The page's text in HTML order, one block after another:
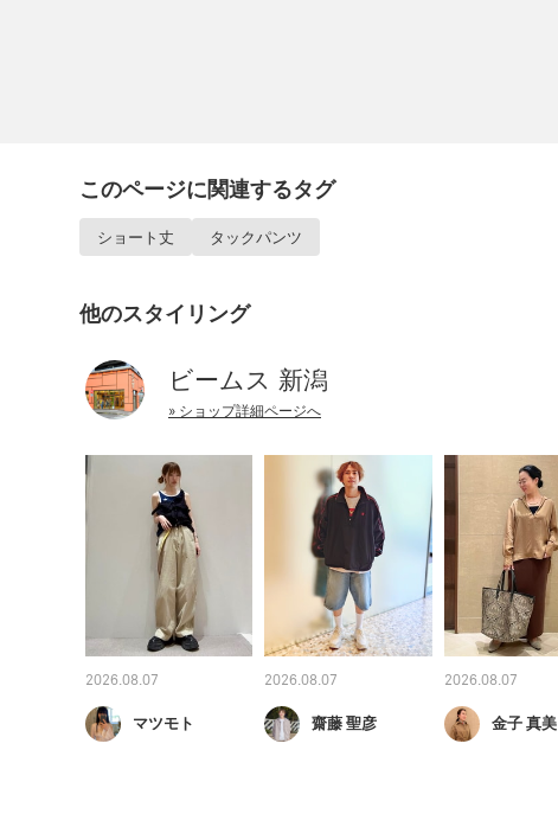
このページに関連するタグ
ショート丈 タックパンツ
他のスタイリング
ビームス 新潟
» ショップ詳細ページへ
2026.08.07
マツモト
2026.08.07
齋藤 聖彦
2026.08.07
金子 真美